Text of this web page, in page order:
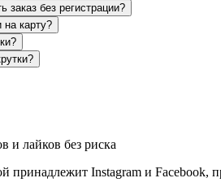
без регистрации?
на карту?
и лайков без риска
принадлежит Instagram и Facebook,